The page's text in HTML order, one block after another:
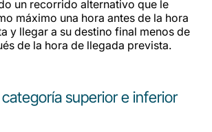
un recorrido alternativo que le
máximo una hora antes de la hora
y llegar a su destino final menos de
de la hora de llegada prevista.
superior e inferior